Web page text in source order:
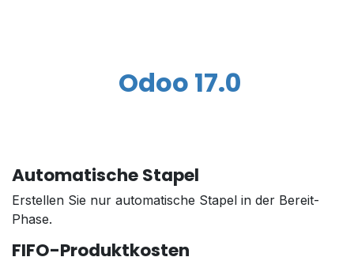
Odoo 17.0
Automatische Stapel
Erstellen Sie nur automatische Stapel in der Bereit-
Phase.
FIFO-Produktkosten